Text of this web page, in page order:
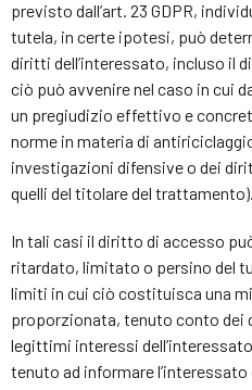
previsto dall’art. 23 GDPR,
tutela, in certe ipotesi, può
diritti dell’interessato, incluso il
ciò può avvenire nel caso in cui
un pregiudizio effettivo e
norme in materia di
investigazioni difensive o dei
quelli del titolare del trattamento).
In tali casi il diritto di accesso
ritardato, limitato o persino del
limiti in cui ciò costituisca una
proporzionata, tenuto conto dei
legittimi interessi
tenuto ad informare